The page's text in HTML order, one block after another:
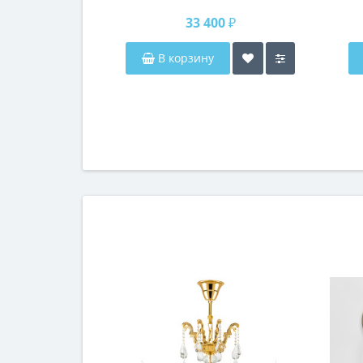
33 400 ₽
В корзину